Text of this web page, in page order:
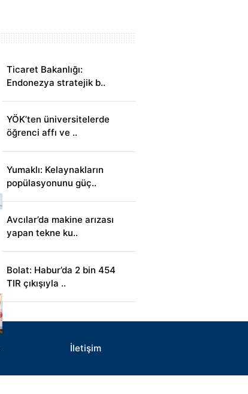
Ticaret Bakanlığı:
Endonezya stratejik b..
YÖK’ten üniversitelerde
öğrenci affı ve ..
Yumaklı: Kelaynakların
popülasyonunu güç..
Avcılar’da makine arızası
yapan tekne ku..
Bolat: Habur’da 2 bin 454
TIR çıkışıyla ..
İletişim